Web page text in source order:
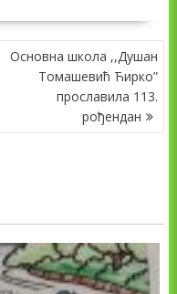
Основна школа ,,Душан
Томашевић Ћирко”
прославила 113.
рођендан